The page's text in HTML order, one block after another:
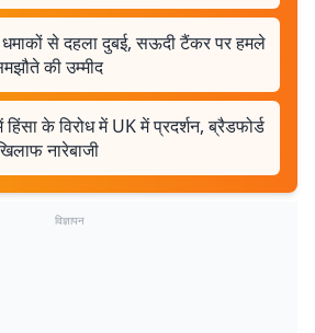
से दहला दुबई, सऊदी टैंकर पर हमले
की उम्मीद
के विरोध में UK में प्रदर्शन, ब्रैडफोर्ड
नारेबाजी
विज्ञापन